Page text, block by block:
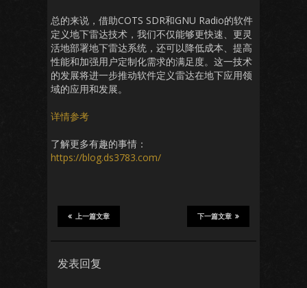
总的来说，借助COTS SDR和GNU Radio的软件
定义地下雷达技术，我们不仅能够更快速、更灵
活地部署地下雷达系统，还可以降低成本、提高
性能和加强用户定制化需求的满足度。这一技术
的发展将进一步推动软件定义雷达在地下应用领
域的应用和发展。
详情参考
了解更多有趣的事情：
https://blog.ds3783.com/
下一篇文章
上一篇文章
发表回复